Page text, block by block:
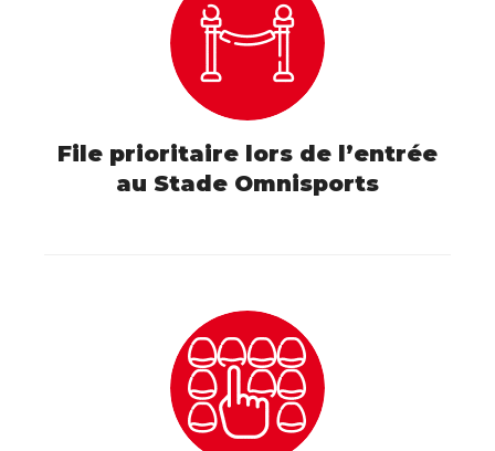
File prioritaire lors de l’entrée
au Stade Omnisports